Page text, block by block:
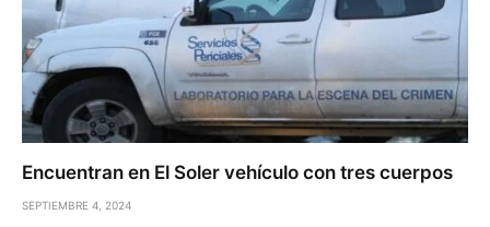
Encuentran en El Soler vehículo con tres cuerpos
SEPTIEMBRE 4, 2024